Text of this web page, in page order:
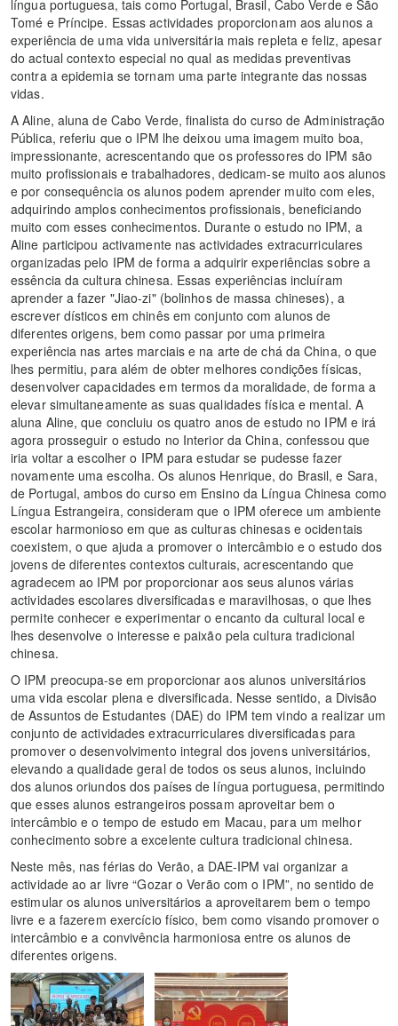
língua portuguesa, tais como Portugal, Brasil, Cabo Verde e São
Tomé e Príncipe. Essas actividades proporcionam aos alunos a
experiência de uma vida universitária mais repleta e feliz, apesar
do actual contexto especial no qual as medidas preventivas
contra a epidemia se tornam uma parte integrante das nossas
vidas.
A Aline, aluna de Cabo Verde, finalista do curso de Administração
Pública, referiu que o IPM lhe deixou uma imagem muito boa,
impressionante, acrescentando que os professores do IPM são
muito profissionais e trabalhadores, dedicam-se muito aos alunos
e por consequência os alunos podem aprender muito com eles,
adquirindo amplos conhecimentos profissionais, beneficiando
muito com esses conhecimentos. Durante o estudo no IPM, a
Aline participou activamente nas actividades extracurriculares
organizadas pelo IPM de forma a adquirir experiências sobre a
essência da cultura chinesa. Essas experiências incluíram
aprender a fazer "Jiao-zi" (bolinhos de massa chineses), a
escrever dísticos em chinês em conjunto com alunos de
diferentes origens, bem como passar por uma primeira
experiência nas artes marciais e na arte de chá da China, o que
lhes permitiu, para além de obter melhores condições físicas,
desenvolver capacidades em termos da moralidade, de forma a
elevar simultaneamente as suas qualidades física e mental. A
aluna Aline, que concluiu os quatro anos de estudo no IPM e irá
agora prosseguir o estudo no Interior da China, confessou que
iria voltar a escolher o IPM para estudar se pudesse fazer
novamente uma escolha. Os alunos Henrique, do Brasil, e Sara,
de Portugal, ambos do curso em Ensino da Língua Chinesa como
Língua Estrangeira, consideram que o IPM oferece um ambiente
escolar harmonioso em que as culturas chinesas e ocidentais
coexistem, o que ajuda a promover o intercâmbio e o estudo dos
jovens de diferentes contextos culturais, acrescentando que
agradecem ao IPM por proporcionar aos seus alunos várias
actividades escolares diversificadas e maravilhosas, o que lhes
permite conhecer e experimentar o encanto da cultural local e
lhes desenvolve o interesse e paixão pela cultura tradicional
chinesa.
O IPM preocupa-se em proporcionar aos alunos universitários
uma vida escolar plena e diversificada. Nesse sentido, a Divisão
de Assuntos de Estudantes (DAE) do IPM tem vindo a realizar um
conjunto de actividades extracurriculares diversificadas para
promover o desenvolvimento integral dos jovens universitários,
elevando a qualidade geral de todos os seus alunos, incluindo
dos alunos oriundos dos países de língua portuguesa, permitindo
que esses alunos estrangeiros possam aproveitar bem o
intercâmbio e o tempo de estudo em Macau, para um melhor
conhecimento sobre a excelente cultura tradicional chinesa.
Neste mês, nas férias do Verão, a DAE-IPM vai organizar a
actividade ao ar livre “Gozar o Verão com o IPM”, no sentido de
estimular os alunos universitários a aproveitarem bem o tempo
livre e a fazerem exercício físico, bem como visando promover o
intercâmbio e a convivência harmoniosa entre os alunos de
diferentes origens.